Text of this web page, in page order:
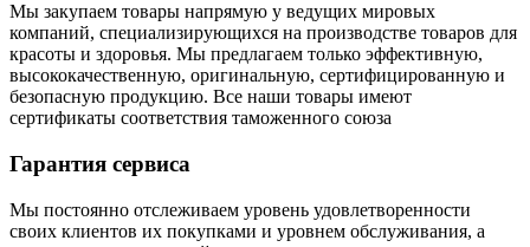
Мы закупаем товары напрямую у ведущих мировых
компаний, специализирующихся на производстве товаров для
красоты и здоровья. Мы предлагаем только эффективную,
высококачественную, оригинальную, сертифицированную и
безопасную продукцию. Все наши товары имеют
сертификаты соответствия таможенного союза
Гарантия сервиса
Мы постоянно отслеживаем уровень удовлетворенности
своих клиентов их покупками и уровнем обслуживания, а